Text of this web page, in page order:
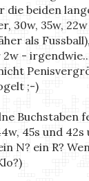
die beiden
30w, 35w,
als
2w -
;-)
Buchstaben
45s und
N? ein R?